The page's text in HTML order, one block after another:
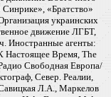
«Братство»
украинских
движение ЛГБТ,
Иностранные агенты:
Настоящее Время, The
Свободная Европа/
Север. Реалии,
Л.А., Маркелов